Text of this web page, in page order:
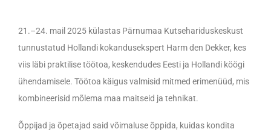
21.–24. mail 2025 külastas Pärnumaa Kutsehariduskeskust
tunnustatud Hollandi kokandusekspert Harm den Dekker, kes
viis läbi praktilise töötoa, keskendudes Eesti ja Hollandi köögi
ühendamisele. Töötoa käigus valmisid mitmed erimenüüd, mis
kombineerisid mõlema maa maitseid ja tehnikat.
Õppijad ja õpetajad said võimaluse õppida, kuidas kondita